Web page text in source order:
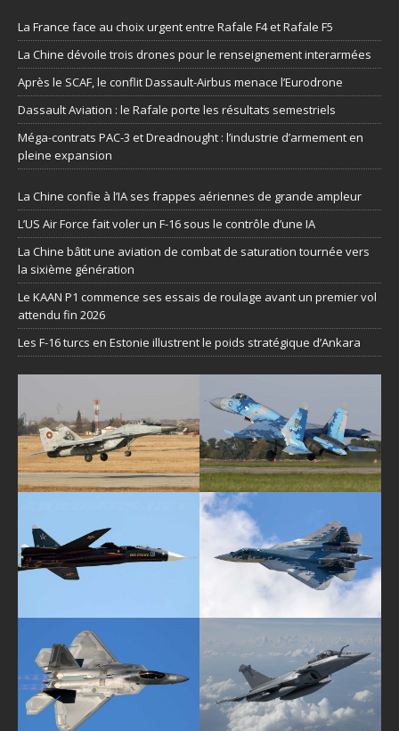
La France face au choix urgent entre Rafale F4 et Rafale F5
La Chine dévoile trois drones pour le renseignement interarmées
Après le SCAF, le conflit Dassault-Airbus menace l’Eurodrone
Dassault Aviation : le Rafale porte les résultats semestriels
Méga-contrats PAC-3 et Dreadnought : l’industrie d’armement en
pleine expansion
La Chine confie à l’IA ses frappes aériennes de grande ampleur
L’US Air Force fait voler un F-16 sous le contrôle d’une IA
La Chine bâtit une aviation de combat de saturation tournée vers
la sixième génération
Le KAAN P1 commence ses essais de roulage avant un premier vol
attendu fin 2026
Les F-16 turcs en Estonie illustrent le poids stratégique d’Ankara